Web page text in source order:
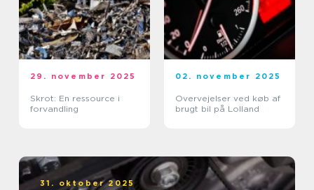
29. november 2025
Skrot: En ressource i
forvandling
02. november 2025
Overvejelser ved køb af
brugt bil på Lolland
31. oktober 2025